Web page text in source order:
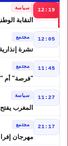
12:19 سياسة
12:05 مجتمع
11:45 مجتمع
"فرصة" أم
11:27 سياسة
المغرب
21:17 مجتمع
مهرجان